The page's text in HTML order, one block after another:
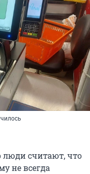
считают, что
не всегда